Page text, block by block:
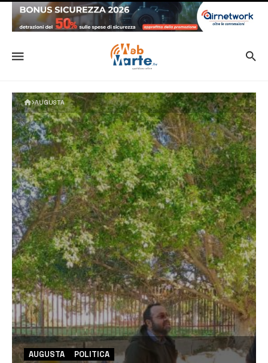
AUGUSTA
AUGUSTA POLITICA